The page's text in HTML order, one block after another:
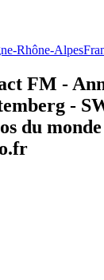
Rhône-Alpes
FM -
-
du